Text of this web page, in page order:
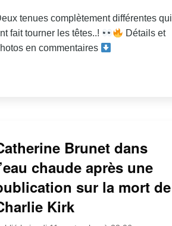
tenues complètement différentes qui
fait tourner les têtes..!
Détails et
en commentaires
Brunet dans
chaude après une
sur la mort de
Kirk